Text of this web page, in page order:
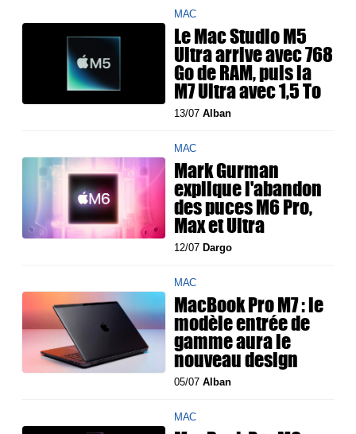
MAC
Le Mac Studio M5
Ultra arrive avec 768
Go de RAM, puis la
M7 Ultra avec 1,5 To
13/07Alban
MAC
Mark Gurman
explique l'abandon
des puces M6 Pro,
Max et Ultra
12/07 Dargo
MAC
MacBook Pro M7 : le
modèle entrée de
gamme aura le
nouveau design
05/07Alban
MAC